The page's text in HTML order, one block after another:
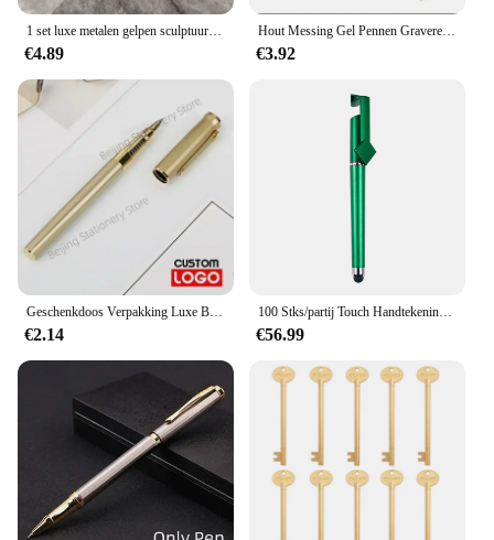
€4.89
Hout Messing Gel Pennen Graveren Gepersonaliseerde Logo Zakelijke Reclame Aanwezig Op Maat Gemaakte Kantooraccessoires Studenten Briefpapier
€3.92
€2.14
100 Stks/partij Touch Handtekening Pen Custom Logo Qr Code 0.5Mm Zwarte Reclame Gel Pen Groothandel
€56.99